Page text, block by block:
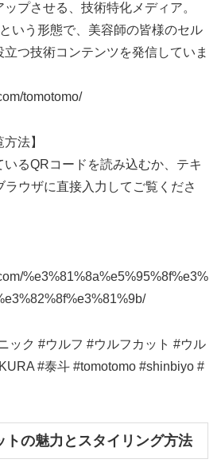
プさせる、技術特化メディア。
いう形態で、美容師の皆様のセル
つ技術コンテンツを発信していま
tomotomo/
法】
るQRコードを読み込むか、テキ
ラウザに直接入力してご覧くださ
%e3%81%8a%e5%95%8f%e3%
ック #ウルフ #ウルフカット #ウル
#泰斗 #tomotomo #shinbiyo #
トの魅力とスタイリング方法